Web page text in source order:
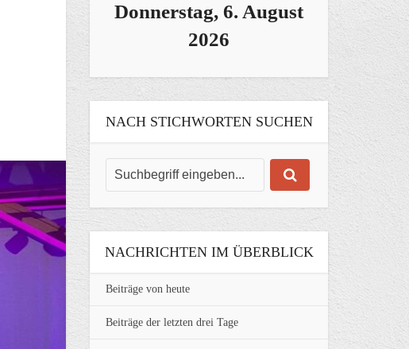
Donnerstag, 6. August
2026
NACH STICHWORTEN SUCHEN
NACHRICHTEN IM ÜBERBLICK
Beiträge von heute
Beiträge der letzten drei Tage